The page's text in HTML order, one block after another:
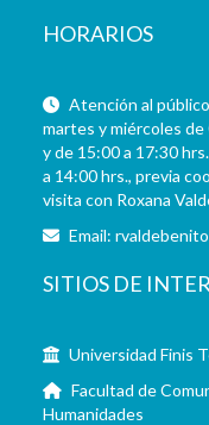
HORARIOS
Atención al
martes y miércoles
y de 15:00 a 17:30
a 14:00 hrs., previa
visita con Roxana
Email:
SITIOS DE
Universidad Finis
Facultad de
Humanidades